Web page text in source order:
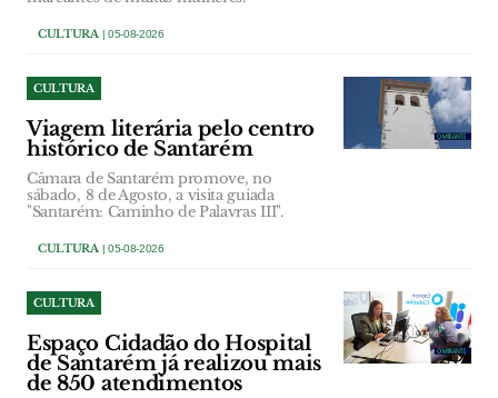
CULTURA| 05-08-2026
CULTURA
Viagem literária pelo centro
histórico de Santarém
Câmara de Santarém promove, no
sábado, 8 de Agosto, a visita guiada
"Santarém: Caminho de Palavras III".
CULTURA| 05-08-2026
CULTURA
Espaço Cidadão do Hospital
de Santarém já realizou mais
de 850 atendimentos